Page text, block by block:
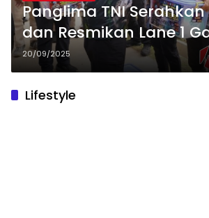
Panglima TNI
dan Resmikan Lane 1
Prima di Kejurnas
Road 2025
20/09/2025
Lifestyle